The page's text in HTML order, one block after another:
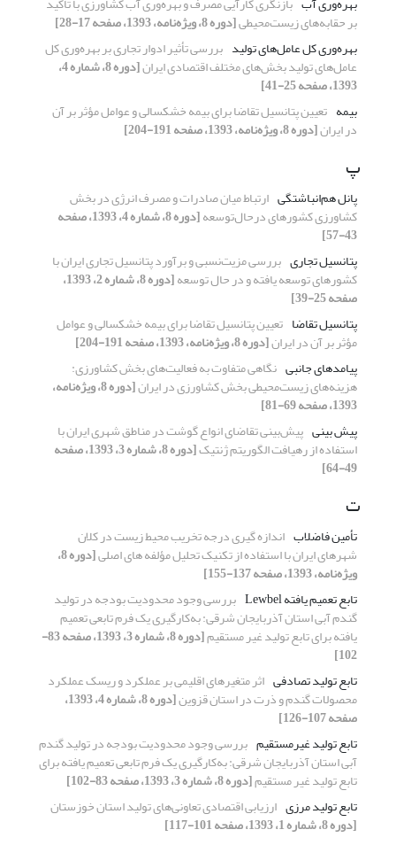
بر حقابه‌های زیست‌محیطی[دوره 8، ویژه‌نامه، 1393، صفحه 17-28]
بهره‌وری کل عامل‌های تولید بررسی تأثیر ادوار تجاری بر بهره‌وری کل
عامل‌های تولید بخش‌های مختلف اقتصادی ایران [دوره 8، شماره 4،
1393، صفحه 25-41]
بیمه تعیین پتانسیل تقاضا برای بیمه خشکسالی و عوامل مؤثر بر آن
در ایران[دوره 8، ویژه‌نامه، 1393، صفحه 191-204]
پ
پانل هم‌انباشتگی ارتباط میان صادرات و مصرف انرژی در بخش
کشاورزی کشورهای درحال‌توسعه [دوره 8، شماره 4، 1393، صفحه
43-57]
پتانسیل تجاری بررسی مزیت‌نسبی و برآورد پتانسیل تجاری ایران با
کشورهای توسعه یافته و در حال توسعه [دوره 8، شماره 2، 1393،
صفحه 25-39]
پتانسیل تقاضا تعیین پتانسیل تقاضا برای بیمه خشکسالی و عوامل
مؤثر بر آن در ایران[دوره 8، ویژه‌نامه، 1393، صفحه 191-204]
پیامدهای جانبی نگاهی متفاوت به فعالیت‌های بخش کشاورزی:
هزینه‌های زیست‌محیطی بخش کشاورزی در ایران [دوره 8، ویژه‌نامه،
1393، صفحه 69-81]
پیش بینی پیش‌بینی تقاضای انواع گوشت در مناطق شهری ایران با
استفاده از رهیافت الگوریتم ژنتیک [دوره 8، شماره 3، 1393، صفحه
49-64]
ت
تأمین فاضلاب اندازه گیری درجه تخریب محیط زیست در کلان
شهرهای ایران با استفاده از تکنیک تحلیل مؤلفه های اصلی [دوره 8،
ویژه‌نامه، 1393، صفحه 137-155]
تابع تعمیم یافته Lewbel
بررسی وجود محدودیت بودجه در تولید
گندم آبی استان آذربایجان شرقی: به‌کارگیری یک فرم تابعی تعمیم
یافته برای تابع تولید غیر مستقیم [دوره 8، شماره 3، 1393، صفحه 83-
102]
تابع تولید تصادفی اثر متغیرهای اقلیمی بر عملکرد و ریسک عملکرد
محصولات گندم و ذرت در استان قزوین [دوره 8، شماره 4، 1393،
صفحه 107-126]
تابع تولید غیرمستقیم بررسی وجود محدودیت بودجه در تولید گندم
آبی استان آذربایجان شرقی: به‌کارگیری یک فرم تابعی تعمیم یافته برای
تابع تولید غیر مستقیم[دوره 8، شماره 3، 1393، صفحه 83-102]
تابع تولید مرزی ارزیابی اقتصادی تعاونی‌های تولید استان خوزستان
[دوره 8، شماره 1، 1393، صفحه 101-117]